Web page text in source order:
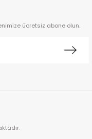
ücretsiz abone olun.